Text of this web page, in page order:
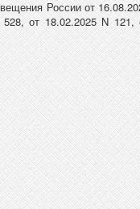
России от
от 18.02.2025 N 121,